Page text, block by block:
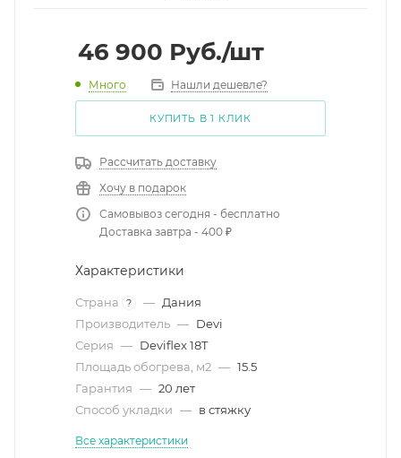
46 900 Руб./шт
Много Нашли дешевле?
КУПИТЬ В 1 КЛИК
Рассчитать доставку
Хочу в подарок
Самовывоз сегодня - бесплатно
Доставка завтра - 400 ₽
Характеристики
Страна ? — Дания
Производитель — Devi
Серия — Deviflex 18T
Площадь обогрева, м2 — 15.5
Гарантия — 20 лет
Способ укладки — в стяжку
Все характеристики